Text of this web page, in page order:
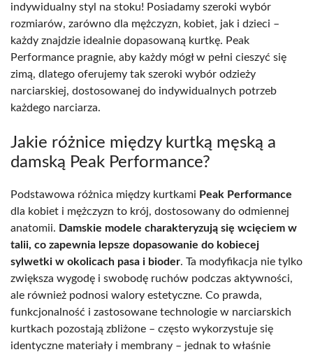
indywidualny styl na stoku! Posiadamy szeroki wybór
rozmiarów, zarówno dla mężczyzn, kobiet, jak i dzieci –
każdy znajdzie idealnie dopasowaną kurtkę. Peak
Performance pragnie, aby każdy mógł w pełni cieszyć się
zimą, dlatego oferujemy tak szeroki wybór odzieży
narciarskiej, dostosowanej do indywidualnych potrzeb
każdego narciarza.
Jakie różnice między kurtką męską a
damską Peak Performance?
Podstawowa różnica między kurtkami Peak Performance
dla kobiet i mężczyzn to krój, dostosowany do odmiennej
anatomii. Damskie modele charakteryzują się wcięciem w
talii, co zapewnia lepsze dopasowanie do kobiecej
sylwetki w okolicach pasa i bioder. Ta modyfikacja nie tylko
zwiększa wygodę i swobodę ruchów podczas aktywności,
ale również podnosi walory estetyczne. Co prawda,
funkcjonalność i zastosowane technologie w narciarskich
kurtkach pozostają zbliżone – często wykorzystuje się
identyczne materiały i membrany – jednak to właśnie